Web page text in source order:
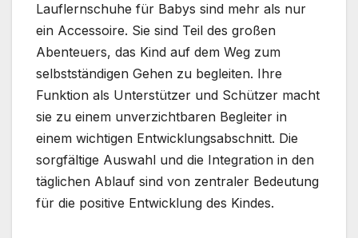
Lauflernschuhe für Babys sind mehr als nur
ein Accessoire. Sie sind Teil des großen
Abenteuers, das Kind auf dem Weg zum
selbstständigen Gehen zu begleiten. Ihre
Funktion als Unterstützer und Schützer macht
sie zu einem unverzichtbaren Begleiter in
einem wichtigen Entwicklungsabschnitt. Die
sorgfältige Auswahl und die Integration in den
täglichen Ablauf sind von zentraler Bedeutung
für die positive Entwicklung des Kindes.